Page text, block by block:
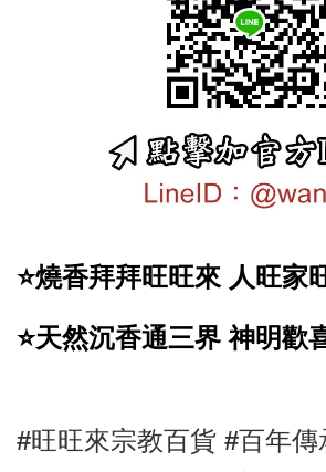
⭐️燒香拜拜旺旺來 人旺家
⭐️天然沉香通三界 神明歡
#旺旺來宗教百貨 #百年傳